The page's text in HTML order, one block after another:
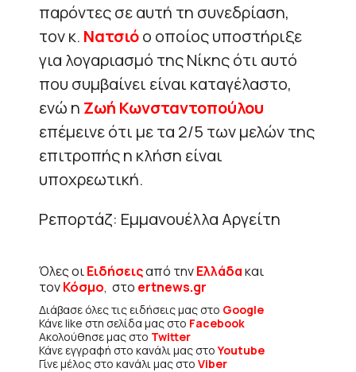
παρόντες σε αυτή τη συνεδρίαση,
τον κ. Νατσιόο οποίος υποστήριξε
για λογαριασμό της Νίκης ότι αυτό
που συμβαίνει είναι καταγέλαστο,
ενώ η Ζωή Κωνσταντοπούλου
επέμεινε ότι με τα 2/5 των μελών της
επιτροπής η κλήση είναι
υποχρεωτική.
Ρεπορτάζ: Eμμανουέλλα Αργείτη
Όλες οιΕιδήσειςαπό τηνΕλλάδακαι
τονΚόσμο, στο ertnews.gr
Διάβασε όλες τις ειδήσεις μας στο Google
Κάνε like στη σελίδα μας στο Facebook
Ακολούθησε μας στο Twitter
Κάνε εγγραφή στο κανάλι μας στοYoutube
Γίνε μέλος στο κανάλι μας στο Viber